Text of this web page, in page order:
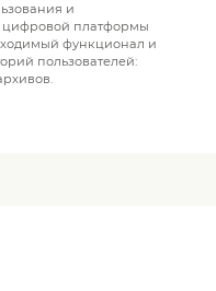
и
платформы
функционал и
пользователей: